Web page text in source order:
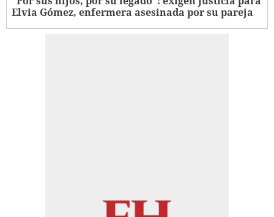
Elvia Gómez, enfermera asesinada por su pareja